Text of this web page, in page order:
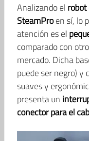
Analizando el robot
SteamProen sí, lo
atención es el
comparado con
mercado. Dicha
puede ser negro) y
suaves y
presenta un
conector para el